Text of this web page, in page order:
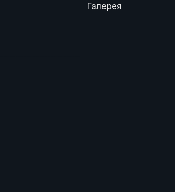
Галерея